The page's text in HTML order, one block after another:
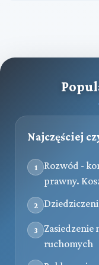
Najczęściej
1
Rozwód -
prawny.
2
3
Zasiedzenie
ruchomych